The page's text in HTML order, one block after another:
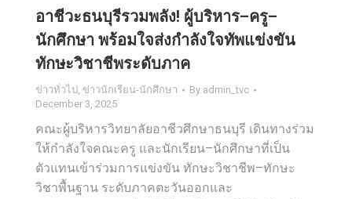
อาชีวะธนบุรีรวมพลัง! ผู้บริหาร–ครู–
นักศึกษา พร้อมใจส่งกำลังใจทัพแข่งขัน
ทักษะวิชาชีพระดับภาค
ข่าวทั่วไป, ข่าวนักเรียน-นักศึกษา By admin_tvc
December 3, 2025
คณะผู้บริหารวิทยาลัยอาชีวศึกษาธนบุรี เดินทางร่วม
ให้กำลังใจคณะครู และนักเรียน–นักศึกษาที่เป็น
ตัวแทนเข้าร่วมการแข่งขัน ทักษะวิชาชีพ–ทักษะ
วิชาพื้นฐาน ระดับภาคตะวันออกและ